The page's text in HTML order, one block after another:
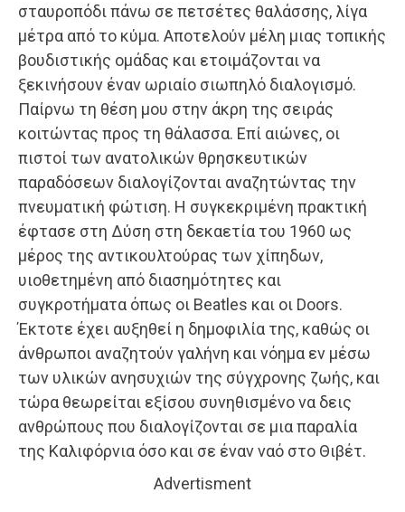
σταυροπόδι πάνω σε πετσέτες θαλάσσης, λίγα
μέτρα από το κύμα. Αποτελούν μέλη μιας τοπικής
βουδιστικής ομάδας και ετοιμάζονται να
ξεκινήσουν έναν ωριαίο σιωπηλό διαλογισμό.
Παίρνω τη θέση μου στην άκρη της σειράς
κοιτώντας προς τη θάλασσα. Επί αιώνες, οι
πιστοί των ανατολικών θρησκευτικών
παραδόσεων διαλογίζονται αναζητώντας την
πνευματική φώτιση. Η συγκεκριμένη πρακτική
έφτασε στη Δύση στη δεκαετία του 1960 ως
μέρος της αντικουλτούρας των χίπηδων,
υιοθετημένη από διασημότητες και
συγκροτήματα όπως οι Beatles και οι Doors.
Έκτοτε έχει αυξηθεί η δημοφιλία της, καθώς οι
άνθρωποι αναζητούν γαλήνη και νόημα εν μέσω
των υλικών ανησυχιών της σύγχρονης ζωής, και
τώρα θεωρείται εξίσου συνηθισμένο να δεις
ανθρώπους που διαλογίζονται σε μια παραλία
της Καλιφόρνια όσο και σε έναν ναό στο Θιβέτ.
Advertisment